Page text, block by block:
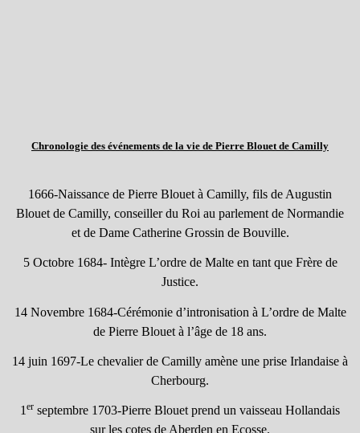
Chronologie des événements de la vie de Pierre Blouet de Camilly
1666-Naissance de Pierre Blouet à Camilly, fils de Augustin
Blouet de Camilly, conseiller du Roi au parlement de Normandie
et de Dame Catherine Grossin de Bouville.
5 Octobre 1684- Intègre L’ordre de Malte en tant que Frère de
Justice.
14 Novembre 1684-Cérémonie d’intronisation à L’ordre de Malte
de Pierre Blouet à l’âge de 18 ans.
14 juin 1697-Le chevalier de Camilly amène une prise Irlandaise à
Cherbourg.
1er septembre 1703-Pierre Blouet prend un vaisseau Hollandais
sur les cotes de Aberden en Ecosse.